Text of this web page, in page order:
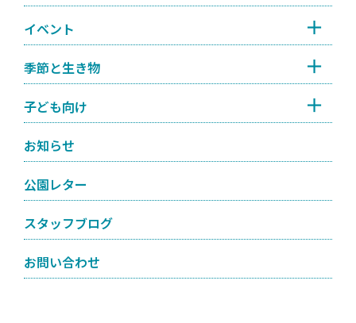
イベント
季節と生き物
子ども向け
お知らせ
公園レター
スタッフブログ
お問い合わせ